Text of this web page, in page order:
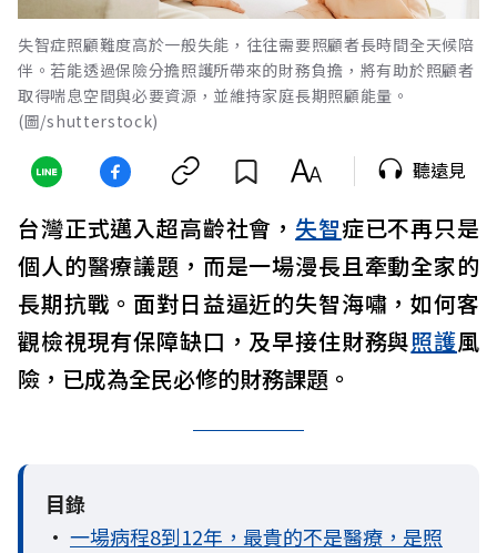
失智症照顧難度高於一般失能，往往需要照顧者長時間全天候陪
伴。若能透過保險分擔照護所帶來的財務負擔，將有助於照顧者
取得喘息空間與必要資源，並維持家庭長期照顧能量。
(圖/shutterstock)
聽遠見
台灣正式邁入超高齡社會， 失智症已不再只是
個人的醫療議題，而是一場漫長且牽動全家的
長期抗戰。面對日益逼近的失智海嘯，如何客
觀檢視現有保障缺口，及早接住財務與照護風
險，已成為全民必修的財務課題。
目錄
• 一場病程8到12年，最貴的不是醫療，是照